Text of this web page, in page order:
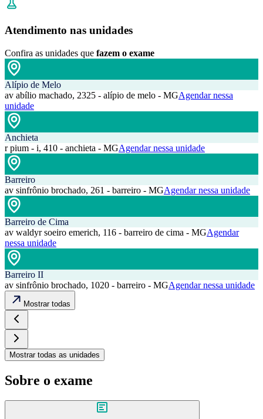
Atendimento nas unidades
Confira as unidades que fazem o exame
Alípio de Melo
av abílio machado, 2325 - alípio de melo - MGAgendar nessa
unidade
Anchieta
r pium - i, 410 - anchieta - MGAgendar nessa unidade
Barreiro
av sinfrônio brochado, 261 - barreiro - MGAgendar nessa unidade
Barreiro de Cima
av waldyr soeiro emerich, 116 - barreiro de cima - MGAgendar
nessa unidade
Barreiro II
av sinfrônio brochado, 1020 - barreiro - MGAgendar nessa unidade
Mostrar todas
Mostrar todas as unidades
Sobre o exame